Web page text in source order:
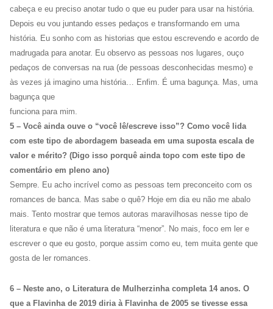
cabeça e eu preciso anotar tudo o que eu puder para usar na história.
Depois eu vou juntando esses pedaços e transformando em uma
história. Eu sonho com as historias que estou escrevendo e acordo de
madrugada para anotar. Eu observo as pessoas nos lugares, ouço
pedaços de conversas na rua (de pessoas desconhecidas mesmo) e
às vezes já imagino uma história… Enfim. É uma bagunça. Mas, uma
bagunça que
funciona para mim.
5 – Você ainda ouve o “você lê/escreve isso”? Como você lida
com este tipo de abordagem baseada em uma suposta escala de
valor e mérito? (Digo isso porquê ainda topo com este tipo de
comentário em pleno ano)
Sempre. Eu acho incrível como as pessoas tem preconceito com os
romances de banca. Mas sabe o quê? Hoje em dia eu não me abalo
mais. Tento mostrar que temos autoras maravilhosas nesse tipo de
literatura e que não é uma literatura “menor”. No mais, foco em ler e
escrever o que eu gosto, porque assim como eu, tem muita gente que
gosta de ler romances.
6 – Neste ano, o Literatura de Mulherzinha completa 14 anos. O
que a Flavinha de 2019 diria à Flavinha de 2005 se tivesse essa